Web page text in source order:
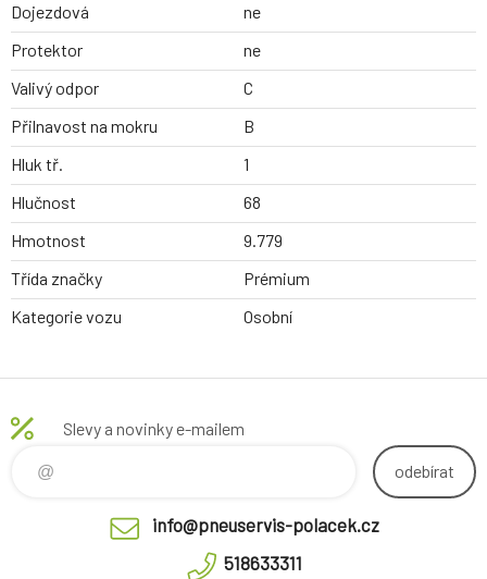
Dojezdová
ne
Protektor
ne
Valivý odpor
C
Přilnavost na mokru
B
Hluk tř.
1
Hlučnost
68
Hmotnost
9.779
Třída značky
Prémium
Kategorie vozu
Osobní
Slevy a novinky e-mailem
odebírat
info@pneuservis-polacek.cz
518633311